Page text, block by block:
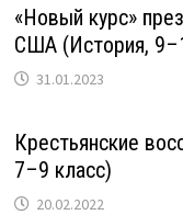
«Новый курс»
США (История,
31.01.2023
Крестьянские
7–9 класс)
20.02.2022